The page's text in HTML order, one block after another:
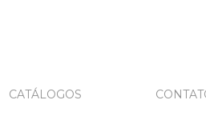
CATÁLOGOS